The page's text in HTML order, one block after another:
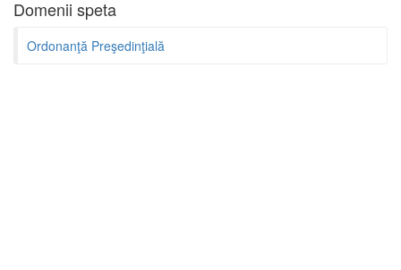
Domenii speta
Ordonanţă Preşedinţială